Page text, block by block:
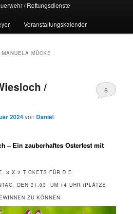
/ Rettungsdienste
Veranstaltungskalender
MANUELA MÜCKE
/
2024von Daniel
8
– Ein zauberhaftes Osterfest mit
3 X 2 TICKETS FÜR DIE
DEN 31.03. UM 14 UHR (PLÄTZE
ZU KÖNNEN